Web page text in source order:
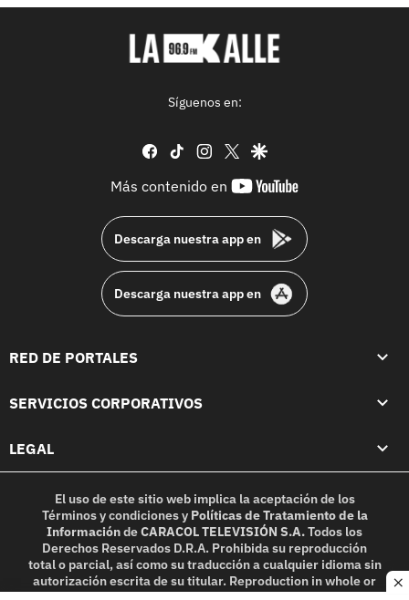
Síguenos en:
facebook
tiktok instagram
twittergoogle
Más contenido en
youtube-
Descarga nuestra app en
Descarga nuestra app en
RED DE PORTALES
SERVICIOS CORPORATIVOS
LEGAL
El uso de este sitio web implica la aceptación de los
Términos y condicionesy Políticas de Tratamiento de la
InformacióndeCARACOL TELEVISIÓN S.A.Todos los
Derechos Reservados D.R.A. Prohibida su reproducción
total o parcial, así como su traducción a cualquier idioma sin
autorización escrita de su titular. Reproduction in whole or